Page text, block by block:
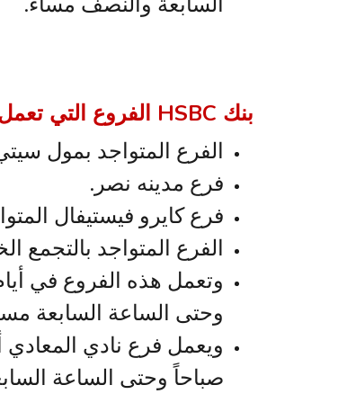
بنك HSBC الفروع التي
الفرع المتواجد بمول
فرع مدينه نصر.
فرع كايرو فيستيفال
الفرع المتواجد بالتجمع
وتعمل هذه الفروع في
وحتى الساعة السابعة
ويعمل فرع نادي
صباحاً وحتى الساعة